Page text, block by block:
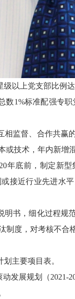
以上党支部比例
数1%标准配强专
监督、合作共赢
技术，年内新增
年底前，制定新
接近行业先进水
明书，细化过程
制度，对考核不
主要项目表。
发展规划（2021-